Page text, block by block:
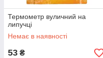
Термометр вуличний на
липучці
Немає в наявності
53 ₴